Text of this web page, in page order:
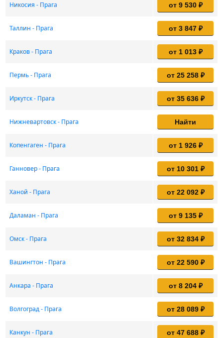
Никосия - Прага от 9 530 ₽
Таллин - Прага от 3 847 ₽
Краков - Прага от 1 013 ₽
Пермь - Прага от 25 258 ₽
Иркутск - Прага от 35 636 ₽
Нижневартовск - Прага Найти
Копенгаген - Прага от 1 926 ₽
Ганновер - Прага от 10 301 ₽
Ханой - Прага от 22 092 ₽
Даламан - Прага от 9 135 ₽
Омск - Прага от 32 834 ₽
Вашингтон - Прага от 22 590 ₽
Анкара - Прага от 8 204 ₽
Волгоград - Прага от 28 089 ₽
Канкун - Прага от 47 688 ₽